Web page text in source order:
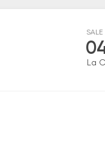
SALE
La